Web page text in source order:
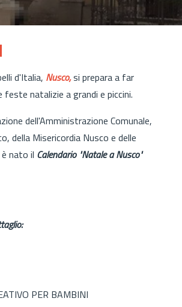
d'Italia, Nusco,si prepara a far
feste natalizie a grandi e piccini.
dell'Amministrazione Comunale,
della Misericordia Nusco e delle
nato il Calendario "Natale a Nusco"
PER BAMBINI